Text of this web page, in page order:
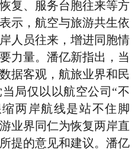
复、服务台胞往来等方
示，航空与旅游共生依
人员往来，增进同胞情
力量。潘亿新指出，当
据客观，航旅业界和民
局仅以以航空公司“不
两岸航线是站不住脚
业界同仁为恢复两岸直
提的意见和建议。潘亿